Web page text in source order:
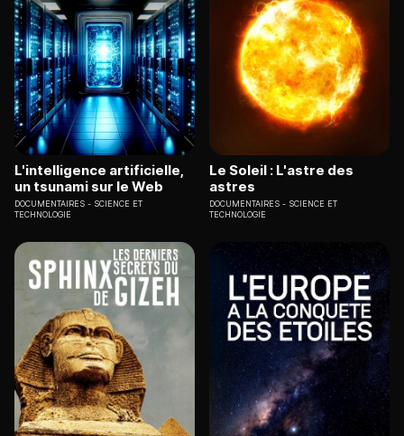
L'intelligence artificielle,
un tsunami sur le Web
DOCUMENTAIRES
SCIENCE ET
TECHNOLOGIE
Le Soleil : L'astre des
astres
DOCUMENTAIRES
SCIENCE ET
TECHNOLOGIE